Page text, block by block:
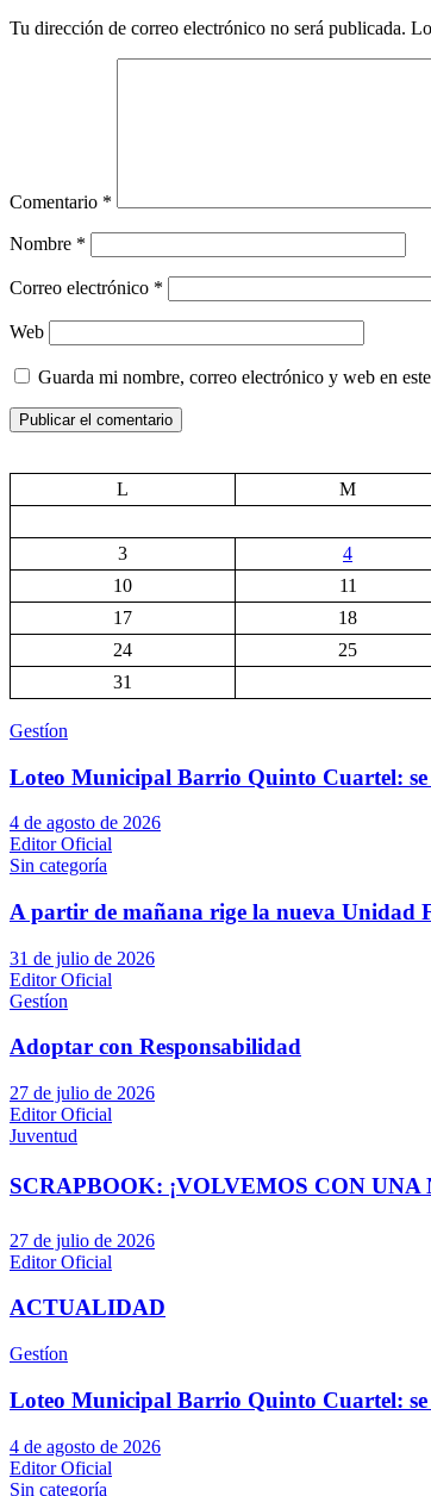
Tu dirección de correo electrónico no será publicada.
Comentario *
Nombre *
Correo electrónico *
Web
Guarda mi nombre, correo electrónico y web en
L
M
3
4
10
11
17
18
24
25
31
Gestíon
Loteo Municipal Barrio Quinto Cuartel: se
4 de agosto de 2026
Editor Oficial
Sin categoría
A partir de mañana rige la nueva Unidad
31 de julio de 2026
Editor Oficial
Gestíon
Adoptar con Responsabilidad
27 de julio de 2026
Editor Oficial
Juventud
SCRAPBOOK: ¡VOLVEMOS CON
27 de julio de 2026
Editor Oficial
ACTUALIDAD
Gestíon
Loteo Municipal Barrio Quinto Cuartel: se
4 de agosto de 2026
Editor Oficial
Sin categoría